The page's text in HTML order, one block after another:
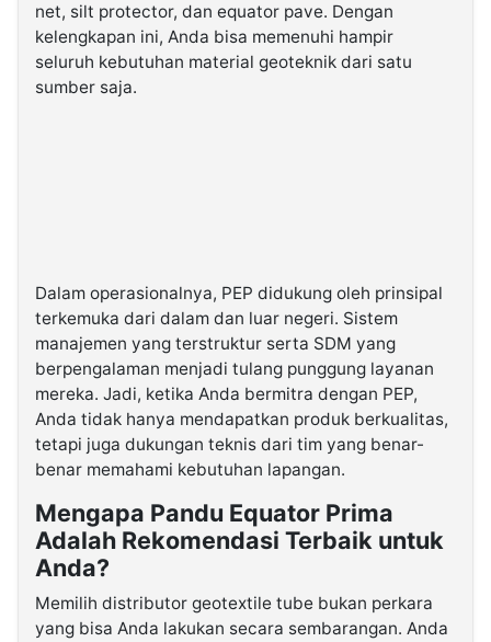
net, silt protector, dan equator pave. Dengan
kelengkapan ini, Anda bisa memenuhi hampir
seluruh kebutuhan material geoteknik dari satu
sumber saja.
Dalam operasionalnya, PEP didukung oleh prinsipal
terkemuka dari dalam dan luar negeri. Sistem
manajemen yang terstruktur serta SDM yang
berpengalaman menjadi tulang punggung layanan
mereka. Jadi, ketika Anda bermitra dengan PEP,
Anda tidak hanya mendapatkan produk berkualitas,
tetapi juga dukungan teknis dari tim yang benar-
benar memahami kebutuhan lapangan.
Mengapa Pandu Equator Prima
Adalah Rekomendasi Terbaik untuk
Anda?
Memilih distributor geotextile tube bukan perkara
yang bisa Anda lakukan secara sembarangan. Anda